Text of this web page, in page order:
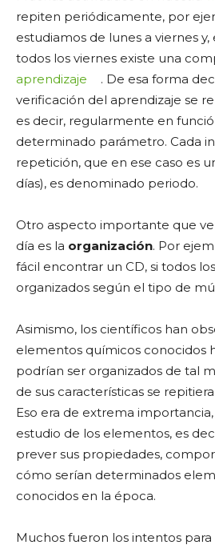
repiten periódicamente, por
estudiamos de lunes a viernes y,
todos los viernes existe una
aprendizaje
. De esa forma
verificación del aprendizaje se
es decir, regularmente en
determinado parámetro. Cada
repetición, que en ese caso es
días), es denominado periodo.
Otro aspecto importante que
día es la organización. Por
fácil encontrar un CD, si todos
organizados según el tipo de
Asimismo, los científicos han
elementos químicos conocidos
podrían ser organizados de tal
de sus características se
Eso era de extrema
estudio de los elementos, es
prever sus propiedades,
cómo serían determinados
conocidos en la época.
Muchos fueron los intentos